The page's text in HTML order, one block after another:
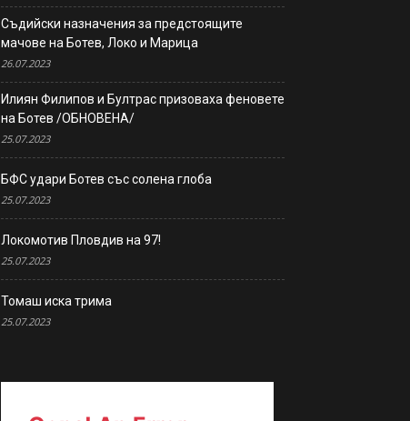
Съдийски назначения за предстоящите
мачове на Ботев, Локо и Марица
26.07.2023
Илиян Филипов и Бултрас призоваха феновете
на Ботев /ОБНОВЕНА/
25.07.2023
БФС удари Ботев със солена глоба
25.07.2023
Локомотив Пловдив на 97!
25.07.2023
Томаш иска трима
25.07.2023